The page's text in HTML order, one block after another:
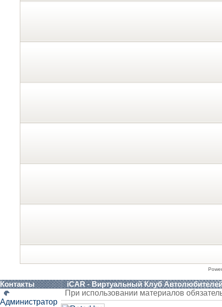
Контакты iCAR - Виртуальный Клуб
Администратор
При использовании материалов